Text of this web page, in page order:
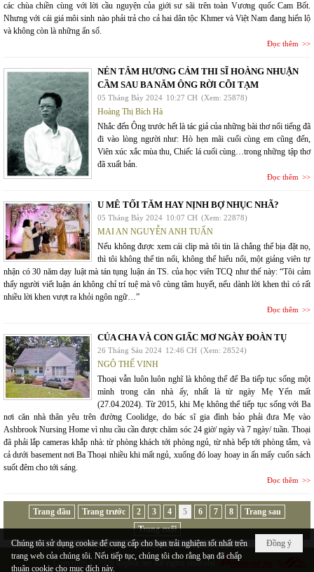
các chùa chiền cùng với lời cầu nguyện của giới sư sãi trên toàn Vương quốc Cam Bốt.
Nhưng với cái giá môi sinh nào phải trả cho cả hai dân tộc Khmer và Việt Nam đang hiển lộ
và không còn là những ẩn số.
Đọc thêm
NÉN TÂM HƯƠNG CẢM THI SĨ HOÀNG NHUẬN
CẦM SAU BA NĂM ÔNG RỜI CÕI TẠM
05 Tháng Bảy 2024 10:27 CH (Xem: 25878)
Hoàng Thị Bích Hà
Nhắc đến Ông trước hết là tác giả của những bài thơ nổi tiếng đã
đi vào lòng người như: Hò hẹn mãi cuối cùng em cũng đến,
Viên xúc xắc mùa thu, Chiếc lá cuối cùng…trong những tập thơ
đã xuất bản.
Đọc thêm
U MÊ TỐI TĂM HAY NỊNH BỢ NHỤC NHÃ?
05 Tháng Bảy 2024 10:07 CH (Xem: 22878)
MAI AN NGUYỄN ANH TUẤN
Nếu không được xem cái clip mà tôi tin là chẳng thể bịa đặt nọ,
thì tôi không thể tin nổi, không thể hiểu nổi, một giảng viên tự
nhận có 30 năm dạy luật mà tán tụng luận án TS. của học viên TCQ như thế này: “Tôi cảm
thấy người viết luận án không chỉ trí tuệ mà vô cùng tâm huyết, nếu dành lời khen thì có rất
nhiều lời khen vượt ra khỏi ngôn ngữ…”
Đọc thêm
CỦA CHA VÀ CON GIẤC MƠ NGÀY ĐOÀN TỤ
26 Tháng Sáu 2024 12:46 CH (Xem: 28524)
NGÔ THẾ VINH
Thoại vẫn luôn luôn nghĩ là không thể để Ba tiếp tục sống một
mình trong căn nhà ấy, nhất là từ ngày Mẹ Yến mất
(27.04.2024). Từ 2015, khi Mẹ không thể tiếp tục sống với Ba
nơi căn nhà thân yêu trên đường Coolidge, do bác sĩ gia đình bảo phải đưa Mẹ vào
Ashbrook Nursing Home vì nhu cầu cần được chăm sóc 24 giờ/ ngày và 7 ngày/ tuần. Thoại
đã phải lắp cameras khắp nhà: từ phòng khách tới phòng ngủ, từ nhà bếp tới phòng tắm, và
cả dưới basement nơi Ba Thoại nhiều khi mất ngủ, xuống đó loay hoay in ấn mấy cuốn sách
suốt đêm cho tới sáng.
Đọc thêm
Trang đầu Trang trước 2 3 4 5 6 7 8
Trang sau
Trang cuối
Copyright © 2026 hopluu.net All rights reserved
Đồng ý
Chúng tôi sử dụng cookie để cung cấp cho bạn trải nghiệm tốt nhất trên
trang web của chúng tôi. Nếu tiếp tục, chúng tôi cho rằng bạn đã chấp
thuận cookie cho mục đích này.